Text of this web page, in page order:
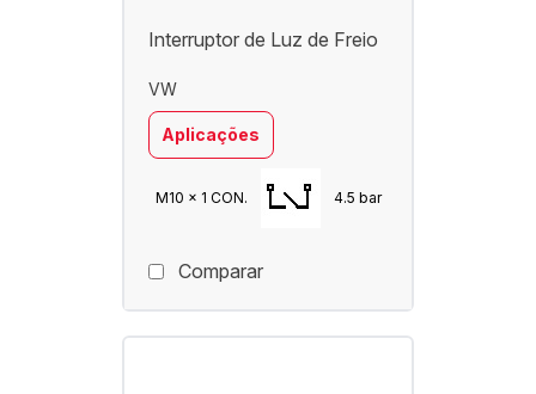
Interruptor de Luz de Freio
VW
Aplicações
M10 x 1 CON. 4.5 bar
Comparar